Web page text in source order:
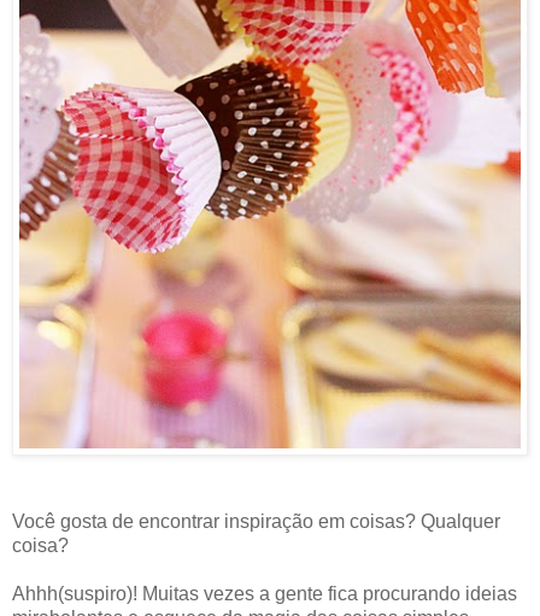
Você gosta de encontrar inspiração em coisas? Qualquer
coisa?
Ahhh(suspiro)! Muitas vezes a gente fica procurando ideias